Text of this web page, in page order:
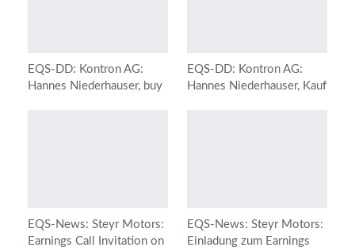
EQS-DD: Kontron AG:
Hannes Niederhauser, buy
EQS-DD: Kontron AG:
Hannes Niederhauser, Kauf
EQS-News: Steyr Motors:
Earnings Call Invitation on
EQS-News: Steyr Motors:
Einladung zum Earnings